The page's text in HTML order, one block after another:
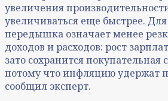
увеличения
увеличиваться еще быстрее.
передышка означает менее
доходов и расходов: рост
зато сохранится покупательная
потому что инфляцию удержат
сообщил эксперт.